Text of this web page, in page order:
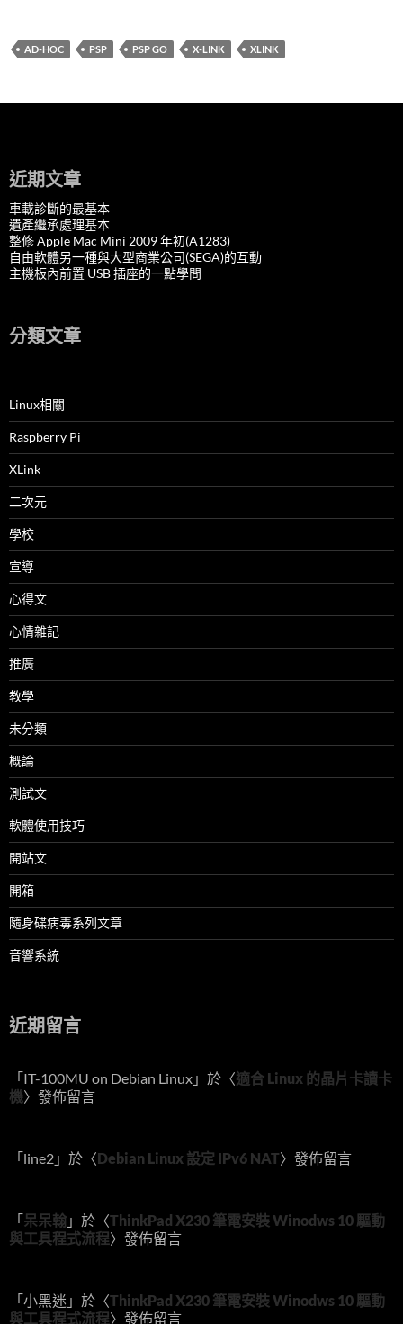
AD-HOC PSP PSP GO X-LINK XLINK
近期文章
車載診斷的最基本
遺產繼承處理基本
整修 Apple Mac Mini 2009 年初(A1283)
自由軟體另一種與大型商業公司(SEGA)的互動
主機板內前置 USB 插座的一點學問
分類文章
Linux相關
Raspberry Pi
XLink
二次元
學校
宣導
心得文
心情雜記
推廣
教學
未分類
概論
測試文
軟體使用技巧
開站文
開箱
隨身碟病毒系列文章
音響系統
近期留言
「IT-100MU on Debian Linux 」於〈適合 Linux 的晶片卡讀卡
機〉發佈留言
「line2 」於〈Debian Linux 設定 IPv6 NAT〉發佈留言
「呆呆翰 」於〈ThinkPad X230 筆電安裝 Winodws 10 驅動
與工具程式流程〉發佈留言
「小黑迷 」於〈ThinkPad X230 筆電安裝 Winodws 10 驅動
與工具程式流程〉發佈留言